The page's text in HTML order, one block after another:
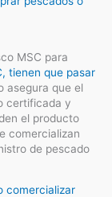
MSC para
tienen que pasar
asegura que el
certificada y
el producto
comercializan
de pescado
comercializar